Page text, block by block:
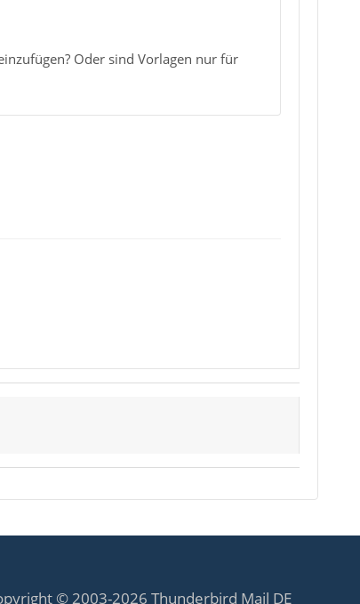
Oder sind Vorlagen nur für
© 2003-2026 Thunderbird Mail DE